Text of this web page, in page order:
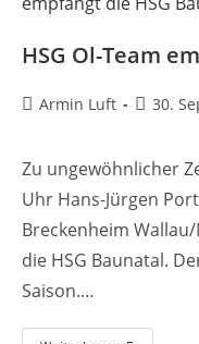
HSG Ol-Team
Armin Luft 30.
Zu ungewöhnlicher
Uhr Hans-Jürgen
Breckenheim
die HSG Baunatal.
Saison.…